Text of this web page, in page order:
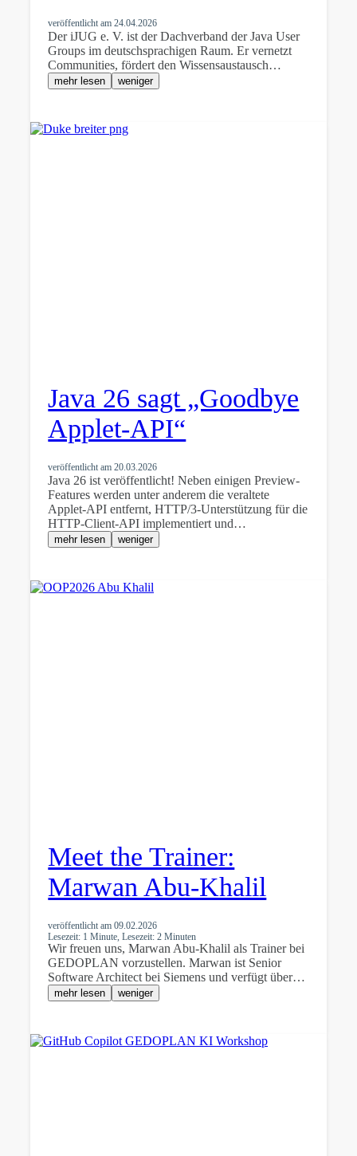
veröffentlicht am24.04.2026
Der iJUG e. V. ist der Dachverband der Java User
Groups im deutschsprachigen Raum. Er vernetzt
Communities, fördert den Wissensaustausch…
mehr lesen weniger
Java 26 sagt „Goodbye
Applet-API“
veröffentlicht am20.03.2026
Java 26 ist veröffentlicht! Neben einigen Preview-
Features werden unter anderem die veraltete
Applet-API entfernt, HTTP/3-Unterstützung für die
HTTP-Client-API implementiert und…
mehr lesen weniger
Meet the Trainer:
Marwan Abu-Khalil
veröffentlicht am09.02.2026
Lesezeit: 1 Minute, Lesezeit: 2 Minuten
Wir freuen uns, Marwan Abu-Khalil als Trainer bei
GEDOPLAN vorzustellen. Marwan ist Senior
Software Architect bei Siemens und verfügt über…
mehr lesen weniger